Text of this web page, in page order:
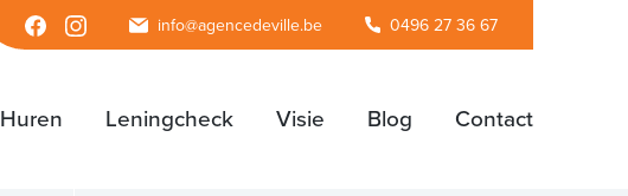
FacebookInstagram info@agencedeville.be 0496 27 36 67
Huren Leningcheck Visie Blog Contact